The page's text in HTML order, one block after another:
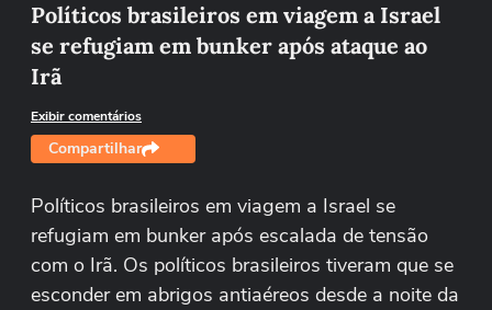
Políticos brasileiros em viagem a Israel
se refugiam em bunker após ataque ao
Irã
Exibir comentários
Compartilhar
Políticos brasileiros em viagem a Israel se
refugiam em bunker após escalada de tensão
com o Irã. Os políticos brasileiros tiveram que se
esconder em abrigos antiaéreos desde a noite da